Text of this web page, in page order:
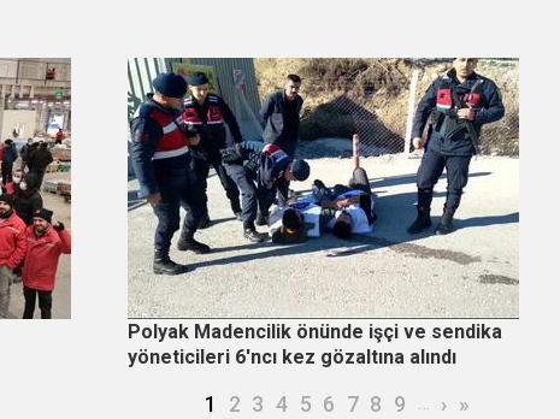
Polyak Madencilik önünde işçi ve sendika
yöneticileri 6'ncı kez gözaltına alındı
Şu an kullanılan sayfa
1 Page
2 Page
3 Page
4 Page
5 Page
6 Page
7 Page
8 Page
9 … Sonraki sayfa
› Son sayfa
»